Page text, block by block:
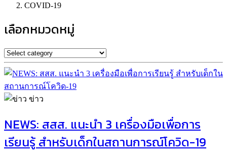
COVID-19
เลือกหมวดหมู่
ข่าว
NEWS: สสส. แนะนำ 3 เครื่องมือเพื่อการ
เรียนรู้ สำหรับเด็กในสถานการณ์โควิด-19